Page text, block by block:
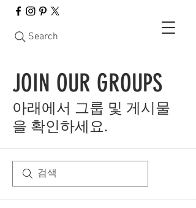
Search
JOIN OUR GROUPS
아래에서 그룹 및 게시물
을 확인하세요.